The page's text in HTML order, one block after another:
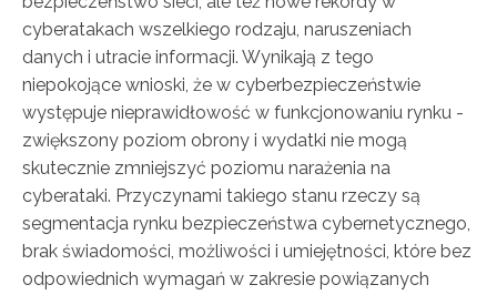
cyberatakach wszelkiego rodzaju, naruszeniach
danych i utracie informacji. Wynikają z tego
niepokojące wnioski, że w cyberbezpieczeństwie
występuje nieprawidłowość w funkcjonowaniu rynku -
zwiększony poziom obrony i wydatki nie mogą
skutecznie zmniejszyć poziomu narażenia na
cyberataki. Przyczynami takiego stanu rzeczy są
segmentacja rynku bezpieczeństwa cybernetycznego,
brak świadomości, możliwości i umiejętności, które bez
odpowiednich wymagań w zakresie powiązanych